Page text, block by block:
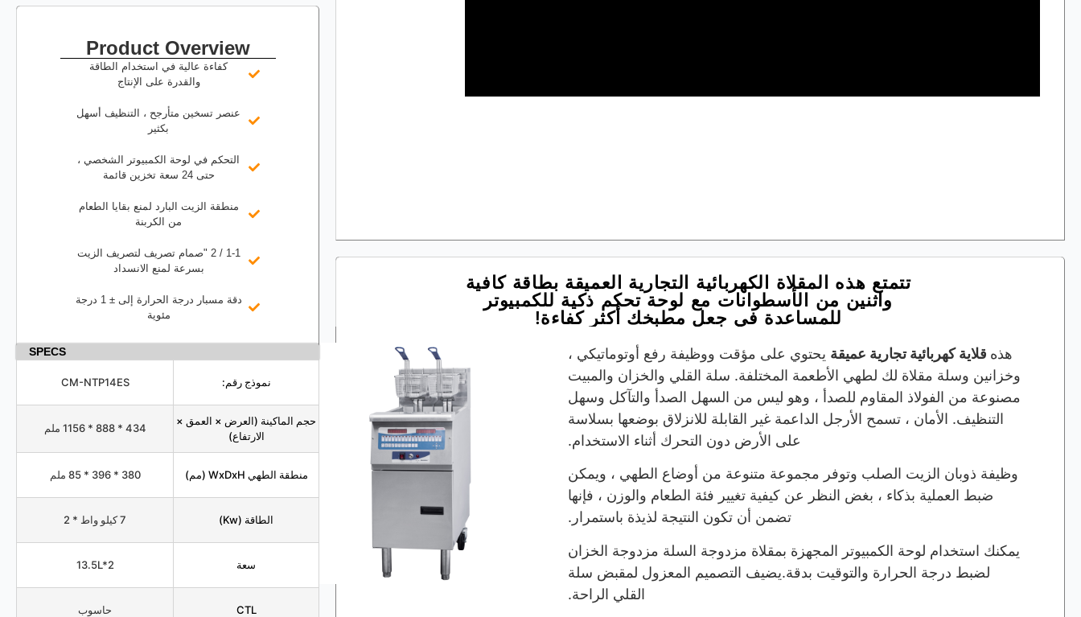
تتمتع هذه المقلاة الكهربائية التجارية العميقة بطاقة كافية
واثنين من الأسطوانات مع لوحة تحكم ذكية للكمبيوتر
للمساعدة في جعل مطبخك أكثر كفاءة!
هذه قلاية كهربائية تجارية عميقة يحتوي على مؤقت ووظيفة رفع أوتوماتيكي ،
وخزانين وسلة مقلاة لك لطهي الأطعمة المختلفة. سلة القلي والخزان والمبيت
مصنوعة من الفولاذ المقاوم للصدأ ، وهو ليس من السهل الصدأ والتآكل وسهل
التنظيف. الأمان ، تسمح الأرجل الداعمة غير القابلة للانزلاق بوضعها بسلاسة
على الأرض دون التحرك أثناء الاستخدام.
وظيفة ذوبان الزيت الصلب وتوفر مجموعة متنوعة من أوضاع الطهي ، ويمكن
ضبط العملية بذكاء ، بغض النظر عن كيفية تغيير فئة الطعام والوزن ، فإنها
تضمن أن تكون النتيجة لذيذة باستمرار.
يمكنك استخدام لوحة الكمبيوتر المجهزة بمقلاة مزدوجة السلة مزدوجة الخزان
لضبط درجة الحرارة والتوقيت بدقة.يضيف التصميم المعزول لمقبض سلة
القلي الراحة.
Product Overview
كفاءة عالية في استخدام الطاقة
والقدرة على الإنتاج
عنصر تسخين متأرجح ، التنظيف أسهل
بكثير
التحكم في لوحة الكمبيوتر الشخصي ،
حتى 24 سعة تخزين قائمة
منطقة الزيت البارد لمنع بقايا الطعام
من الكربنة
1-1 / 2 "صمام تصريف لتصريف الزيت
بسرعة لمنع الانسداد
دقة مسبار درجة الحرارة إلى ± 1 درجة
مئوية
SPECS
نموذج رقم: CM-NTP14ES
حجم الماكينة (العرض × العمق ×
الارتفاع)
434 * 888 * 1156 ملم
منطقة الطهي WxDxH (مم) 380 * 396 * 85 ملم
الطاقة (Kw) 7 كيلو واط * 2
سعة 13.5L*2
CTL حاسوب